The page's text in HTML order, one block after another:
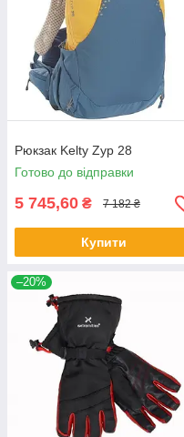
Рюкзак Kelty Zyp 28
Готово до відправки
5 745,60 ₴ 7 182 ₴
Купити
–20%